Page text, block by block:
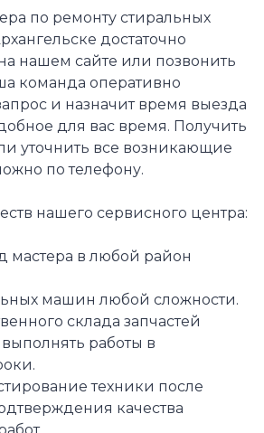
по ремонту стиральных
достаточно
нашем сайте или позвонить
команда оперативно
и назначит время выезда
для вас время. Получить
уточнить все возникающие
по телефону.
нашего сервисного центра:
мастера в любой район
машин любой сложности.
склада запчастей
работы в
техники после
качества